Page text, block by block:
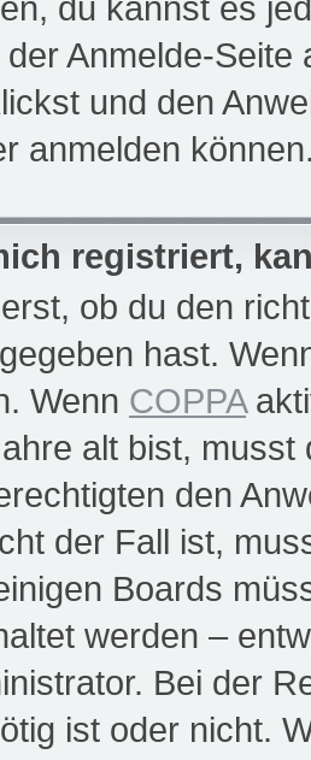
du kannst es
Anmelde-Seite
und den
anmelden
registriert,
ob du den
hast.
Wenn COPPA
alt bist,
den
der Fall ist,
Boards
werden –
Bei der
ist oder nicht.